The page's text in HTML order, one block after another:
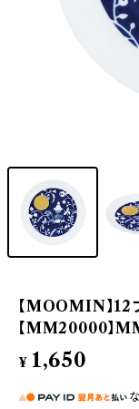
【MOOMIN】
【MM20000】
¥ 1,650